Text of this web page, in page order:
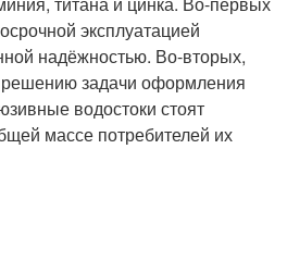
эксплуатацией
надёжностью. Во-вторых,
решению задачи оформления
водостоки стоят
массе потребителей их